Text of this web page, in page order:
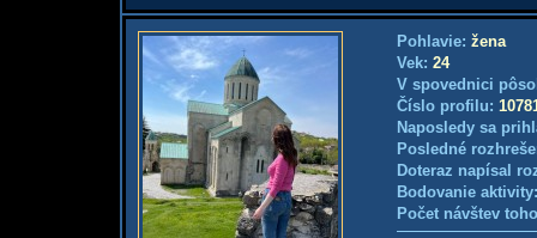
Pohlavie: žena
Vek: 24
V spovednici
Číslo profilu:
Naposledy sa
Posledné
Doteraz napísal
Bodovanie
Počet návštev